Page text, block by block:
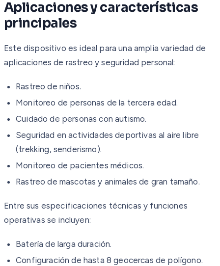
Aplicaciones y características
principales
Este dispositivo es ideal para una amplia variedad de
aplicaciones de rastreo y seguridad personal:
Rastreo de niños.
Monitoreo de personas de la tercera edad.
Cuidado de personas con autismo.
Seguridad en actividades deportivas al aire libre
(trekking, senderismo).
Monitoreo de pacientes médicos.
Rastreo de mascotas y animales de gran tamaño.
Entre sus especificaciones técnicas y funciones
operativas se incluyen:
Batería de larga duración.
Configuración de hasta 8 geocercas de polígono.